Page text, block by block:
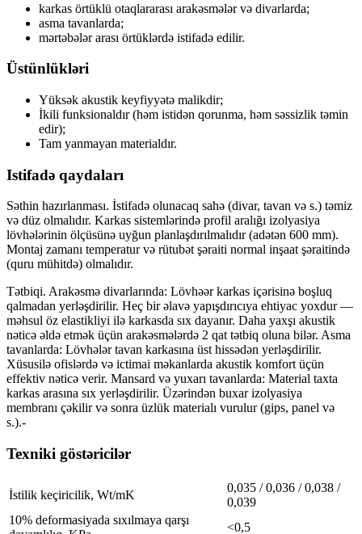
karkas örtüklü otaqlararası arakəsmələr və divarlarda;
asma tavanlarda;
mərtəbələr arası örtüklərdə istifadə edilir.
Üstünlükləri
Yüksək akustik keyfiyyətə malikdir;
İkili funksionaldır (həm istidən qorunma, həm səssizlik təmin
edir);
Tam yanmayan materialdır.
Istifadə qaydaları
Səthin hazırlanması. İstifadə olunacaq sahə (divar, tavan və s.) təmiz
və düz olmalıdır. Karkas sistemlərində profil aralığı izolyasiya
lövhələrinin ölçüsünə uyğun planlaşdırılmalıdır (adətən 600 mm).
Montaj zamanı temperatur və rütubət şəraiti normal inşaat şəraitində
(quru mühitdə) olmalıdır.
Tətbiqi. Arakəsmə divarlarında: Lövhəər karkas içərisinə boşluq
qalmadan yerləşdirilir. Heç bir əlavə yapışdırıcıya ehtiyac yoxdur —
məhsul öz elastikliyi ilə karkasda sıx dayanır. Daha yaxşı akustik
nəticə əldə etmək üçün arakəsmələrdə 2 qat tətbiq oluna bilər. Asma
tavanlarda: Lövhələr tavan karkasına üst hissədən yerləşdirilir.
Xüsusilə ofislərdə və ictimai məkanlarda akustik komfort üçün
effektiv nəticə verir. Mansard və yuxarı tavanlarda: Material taxta
karkas arasına sıx yerləşdirilir. Üzərindən buxar izolyasiya
membranı çəkilir və sonra üzlük materialı vurulur (gips, panel və
s.).-
Texniki göstəricilər
İstilik keçiricilik, Wt/mK
0,035 / 0,036 / 0,038 /
0,039
10% deformasiyada sıxılmaya qarşı
<0,5